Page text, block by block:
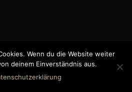
MOTORWAGEN BERNAU GMBH
Wenn du die Website weiter
deinem Einverständnis aus.